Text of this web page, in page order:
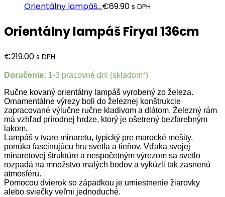
Orientálny lampáš...€69.90 s DPH
Orientálny lampáš Firyal 136cm
€219.00 s DPH
Doručenie: 1-3 pracovné dni (skladom*)
Ručne kovaný orientálny lampáš vyrobený zo železa.
Ornamentálne výrezy boli do železnej konštrukcie
zapracované výlučne ručne kladivom a dlátom. Železný rám
má vzhľad prírodnej hrdze, ktorý je ošetrený bezfarebným
lakom.
Lampáš v tvare minaretu, typický pre marocké mešity,
ponúka fascinujúcu hru svetla a tieňov. Vďaka svojej
minaretovej štruktúre a nespočetným výrezom sa svetlo
rozpadá na množstvo malých bodov a vykúzli tak zasnenú
atmosféru.
Pomocou dvierok so západkou je umiestnenie žiarovky
alebo sviečky veľmi jednoduché.